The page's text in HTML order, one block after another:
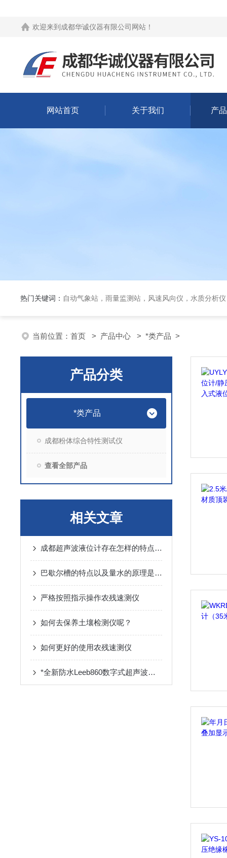
欢迎来到 成都华诚仪器有限公司网站 ！
网站首页 关于我们 产
热门关键词： 自动气象站，雨量监测站，风速风向仪，水质分析
当前位置： 首页 > 产品中心 > *类产品 >
产品分类
*类产品
成都粉体综合特性测试仪
查看全部产品
相关文章
成都超声波液位计存在怎样的特点呢？
巴歇尔槽的特点以及量水的原理是什么？
严格按照指示操作农残速测仪
如何去保养土壤检测仪呢？
如何更好的使用农残速测仪
*全新防水Leeb860数字式超声波探伤仪